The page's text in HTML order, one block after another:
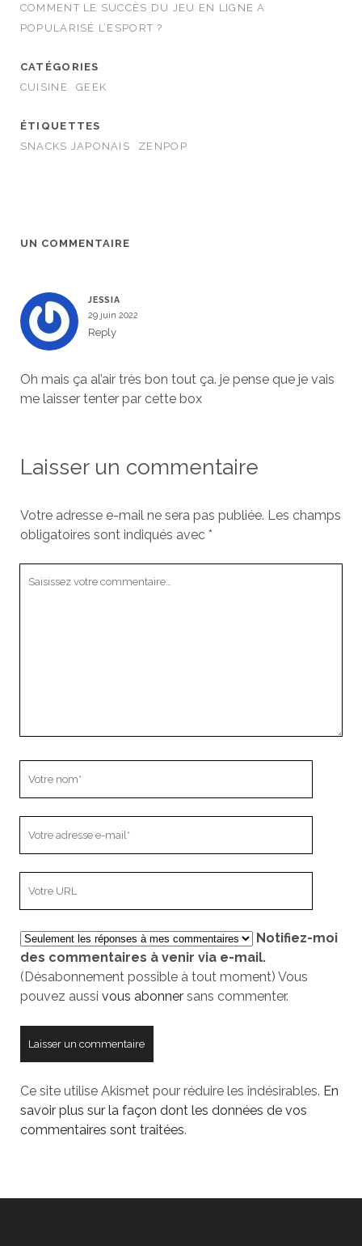
COMMENT LE SUCCÈS DU JEU EN LIGNE A
POPULARISÉ L’ESPORT ?
CATÉGORIES
CUISINE
GEEK
ÉTIQUETTES
SNACKS JAPONAIS
ZENPOP
UN COMMENTAIRE
JESSIA
29 juin 2022
Reply
Oh mais ça al’air très bon tout ça. je pense que je vais
me laisser tenter par cette box
Laisser un commentaire
Votre adresse e-mail ne sera pas publiée. Les champs
obligatoires sont indiqués avec *
mail
votre
site
Notifiez-moi
des commentaires à venir via e-mail.
(Désabonnement possible à tout moment) Vous
pouvez aussi vous abonnersans commenter.
Ce site utilise Akismet pour réduire les indésirables. En
savoir plus sur la façon dont les données de vos
commentaires sont traitées.